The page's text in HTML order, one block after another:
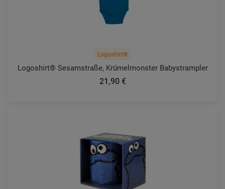
Logoshirt®
Logoshirt® Sesamstraße, Krümelmonster Babystrampler
21,90 €